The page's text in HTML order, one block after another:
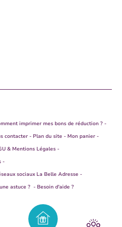
le lien suivant :
ainsi mieux vous aider.
Marie de l'équipe La Belle
commandé un sac naissance ,
des cheveux
Perfect Mousse
lave-vaisselle
à induction ?
un démêlant cheveux
!
imprimer mes bons de réduction ?
contacter Plan du site
Mon panier
& Mentions Légales
sociaux La Belle Adresse
astuce ? Besoin d'aide ?